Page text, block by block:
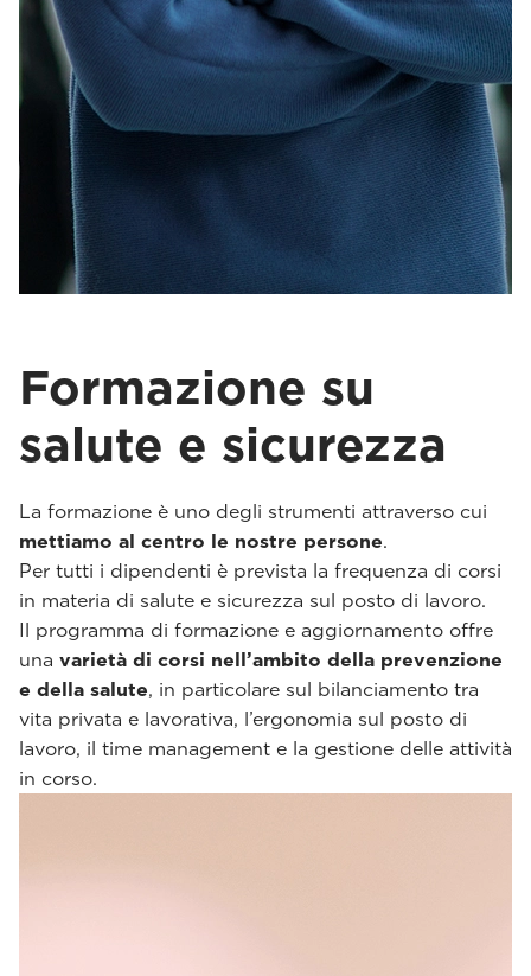
Formazione su
salute e sicurezza
La formazione è uno degli strumenti attraverso cui
mettiamo al centro le nostre persone.
Per tutti i dipendenti è prevista la frequenza di corsi
in materia di salute e sicurezza sul posto di lavoro.
Il programma di formazione e aggiornamento offre
una varietà di corsi nell’ambito della prevenzione
e della salute, in particolare sul bilanciamento tra
vita privata e lavorativa, l’ergonomia sul posto di
lavoro, il time management e la gestione delle attività
in corso.